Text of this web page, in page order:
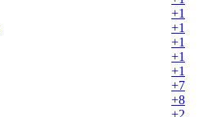
+1
+1
+1
+1
+1
+7
+8